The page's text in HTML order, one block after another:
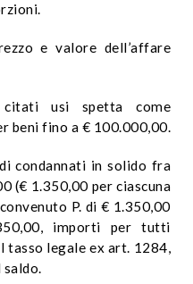
e valore dell’affare
usi spetta come
beni fino a € 100.000,00.
condannati in solido fra
(€ 1.350,00 per ciascuna
P. di € 1.350,00
importi per tutti
tasso legale ex art. 1284,
saldo.